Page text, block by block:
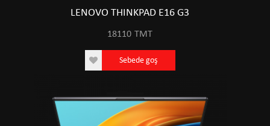
LENOVO THINKPAD E16 G3
18110 TMT
Sebede goş